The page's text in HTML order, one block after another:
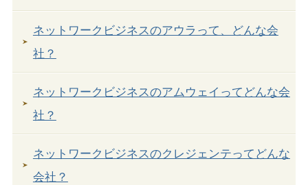
ネットワークビジネスのアウラって、どんな会
社？
ネットワークビジネスのアムウェイってどんな会
社？
ネットワークビジネスのクレジェンテってどんな
会社？